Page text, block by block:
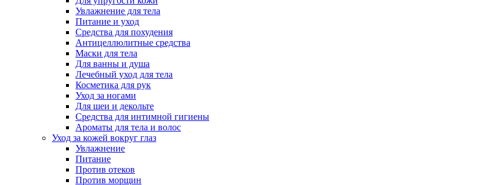
Увлажнение для тела
Питание и уход
Средства для похудения
Антицеллюлитные средства
Маски для тела
Для ванны и душа
Лечебный уход для тела
Косметика для рук
Уход за ногами
Для шеи и декольте
Средства для интимной гигиены
Ароматы для тела и волос
Уход за кожей вокруг глаз
Увлажнение
Питание
Против отеков
Против морщин